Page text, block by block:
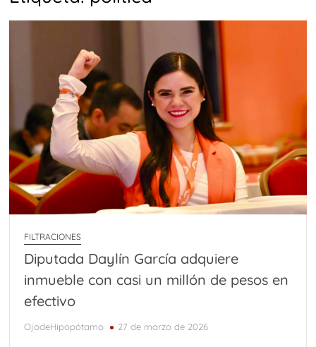
Carta de presentación
Diputada Daylín García adquiere inmueble con casi un
millón de pesos en efectivo
SWALTY 4.0
SWALTY 3.0
SWALTY 2.0
Vedados (parte 4 final)
Comentarios sobre el arte de Elías Henoc Permut y el
contexto cubano
Vedados (Parte 3)
Adiós a Ricardo Vinós
SWALTY 1.0
Kevin Beovides Casas y el código binario de las
trasmutaciones
Q
FILTRACIONES
Diputada Daylín García adquiere
inmueble con casi un millón de pesos en
efectivo
OjodeHipopótamo 27 de marzo de 2026